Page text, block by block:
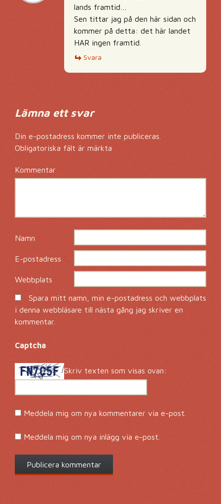
lands framtid…
Sen tittar jag på den här sidan och
kommer på detta: det här landet
HAR ingen framtid.
Svara
Lämna ett svar
Din e-postadress kommer inte publiceras.
Obligatoriska fält är märkta*
Kommentar*
Namn*
E-postadress*
Webbplats
Spara mitt namn, min e-postadress och webbplats
i denna webbläsare till nästa gång jag skriver en
kommentar.
Captcha*
Skriv texten som visas ovan:
Meddela mig om nya kommentarer via e-post.
Meddela mig om nya inlägg via e-post.